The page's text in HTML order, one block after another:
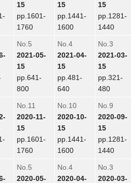
15
pp.1601-
1760
15
pp.1441-
1600
15
pp.1281-
1440
No.5
2021-05-
15
pp.641-
800
No.4
2021-04-
15
pp.481-
640
No.3
2021-03-
15
pp.321-
480
No.11
2020-11-
15
pp.1601-
1760
No.10
2020-10-
15
pp.1441-
1600
No.9
2020-09-
15
pp.1281-
1440
No.5
2020-05-
No.4
2020-04-
No.3
2020-03-